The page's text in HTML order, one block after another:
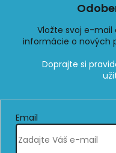
Vložte svoj e-
informácie o nových
Email